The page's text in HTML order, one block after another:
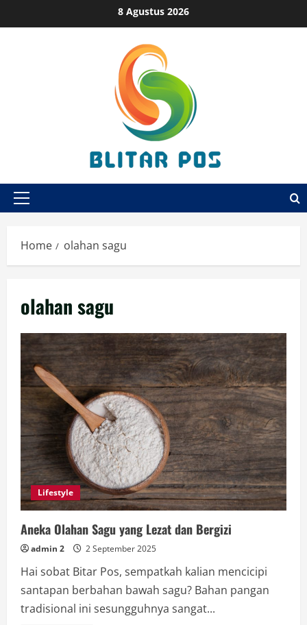
to
8 Agustus 2026
Primary
Home olahan sagu
olahan sagu
Lifestyle
Aneka Olahan Sagu yang Lezat dan Bergizi
admin 2 2 September 2025
Hai sobat Bitar Pos, sempatkah kalian mencicipi
santapan berbahan bawah sagu? Bahan pangan
tradisional ini sesungguhnya sangat...